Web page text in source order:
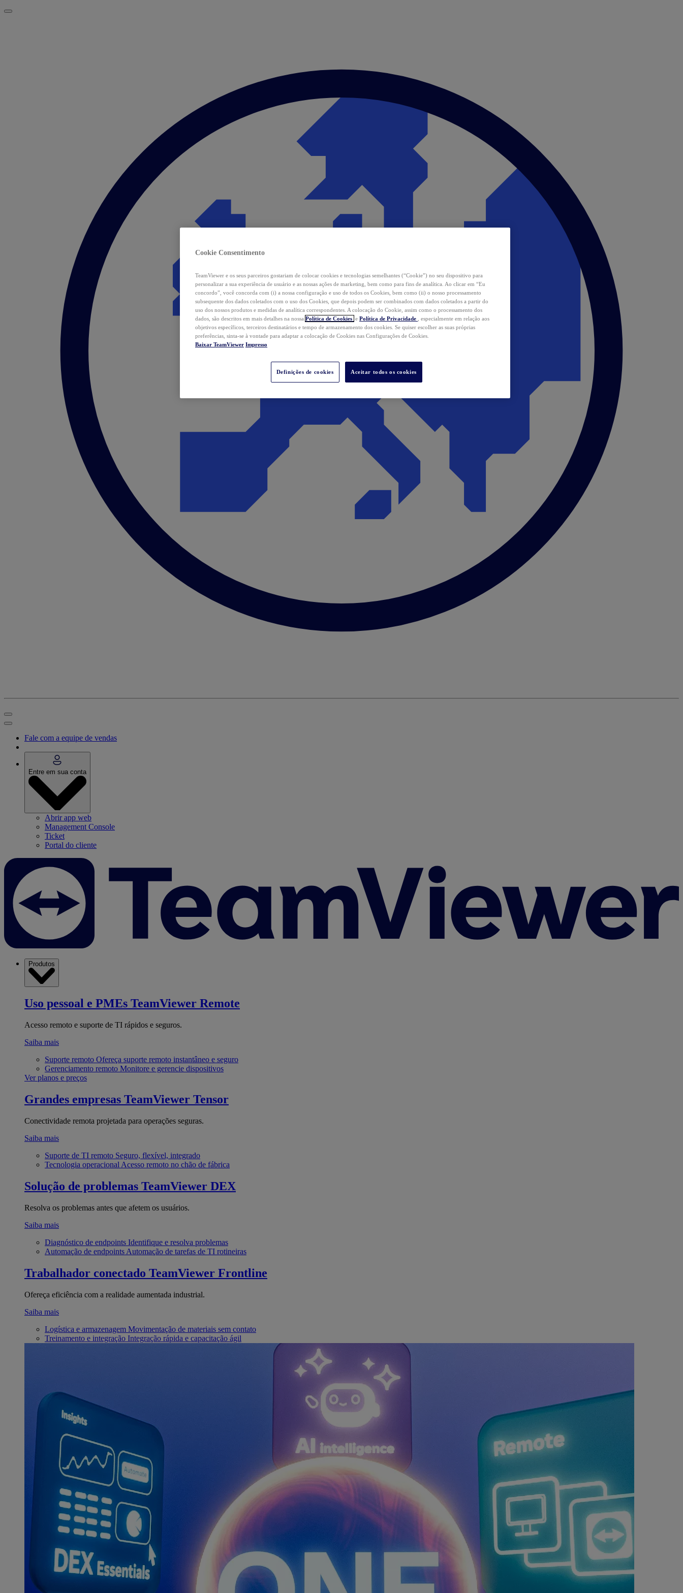
Fale com a equipe de vendas
Entre em sua conta
Abrir app web
Management Console
Ticket
Portal do cliente
Produtos
Uso pessoal e PMEs TeamViewer Remote
Acesso remoto e suporte de TI rápidos e seguros.
Saiba mais
Suporte remoto Ofereça suporte remoto instantâneo e seguro
Gerenciamento remoto Monitore e gerencie dispositivos
Ver planos e preços
Grandes empresas TeamViewer Tensor
Conectividade remota projetada para operações seguras.
Saiba mais
Suporte de TI remoto Seguro, flexível, integrado
Tecnologia operacional Acesso remoto no chão de fábrica
Solução de problemas TeamViewer DEX
Resolva os problemas antes que afetem os usuários.
Saiba mais
Diagnóstico de endpoints Identifique e resolva problemas
Automação de endpoints Automação de tarefas de TI rotineiras
Trabalhador conectado TeamViewer Frontline
Ofereça eficiência com a realidade aumentada industrial.
Saiba mais
Logística e armazenagem Movimentação de materiais sem contato
Treinamento e integração Integração rápida e capacitação ágil
Cookie Consentimento
TeamViewer e os seus parceiros gostariam de colocar cookies e tecnologias semelhantes (“Cookie”) no seu dispositivo para
personalizar a sua experiência de usuário e as nossas ações de marketing, bem como para fins de analítica. Ao clicar em “Eu
concordo”, você concorda com (i) a nossa configuração e uso de todos os Cookies, bem como (ii) o nosso processamento
subsequente dos dados coletados com o uso dos Cookies, que depois podem ser combinados com dados coletados a partir do
uso dos nossos produtos e medidas de analítica correspondentes. A colocação do Cookie, assim como o processamento dos
dados, são descritos em mais detalhes na nossa Política de Cookies e Política de Privacidade
, especialmente em relação aos
objetivos específicos, terceiros destinatários e tempo de armazenamento dos cookies. Se quiser escolher as suas próprias
preferências, sinta-se à vontade para adaptar a colocação de Cookies nas Configurações de Cookies.
Baixar TeamViewer Impresso
Definições de cookies Aceitar todos os cookies